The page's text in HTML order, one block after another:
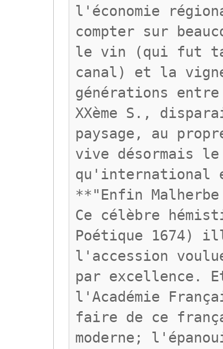
l'économie
compter sur
le vin (qui fut
canal) et la
générations
XXème S.,
paysage, au
vive désormais
qu'international
**"Enfin
Ce célèbre
Poétique 1674)
l'accession
par excellence.
l'Académie
faire de ce
moderne;